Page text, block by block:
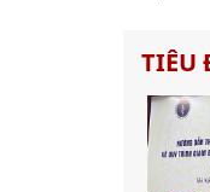
TIÊU